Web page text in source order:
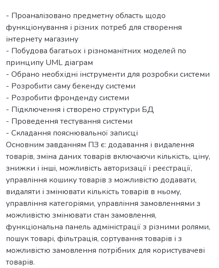
- Проаналізовано предметну область щодо
функціонування і різних потреб для створення
інтернету магазину
- Побудова багатьох і різноманітних моделей по
принципу UML діаграм
- Обрано необхідні інструменти для розробки системи
- Розробити саму бекенду системи
- Розробити фронденду системи
- Підключення і створено структури БД
- Проведення тестування системи
- Складання пояснювальної записці
Основним завданням ПЗ є: додавання і видалення
товарів, зміна даних товарів включаючи кількість, ціну,
знижки і інші, можливість авторизації і реєстрації,
управління кошику товарів з можливістю додавати,
видаляти і змінювати кількість товарів в ньому,
управління категоріями, управління замовленнями з
можливістю змінювати стан замовлення,
функціональна панель адміністрації з різними ролями,
пошук товарі, фільтрація, сортування товарів і з
можливістю замовлення потрібних для користувачеві
товарів.